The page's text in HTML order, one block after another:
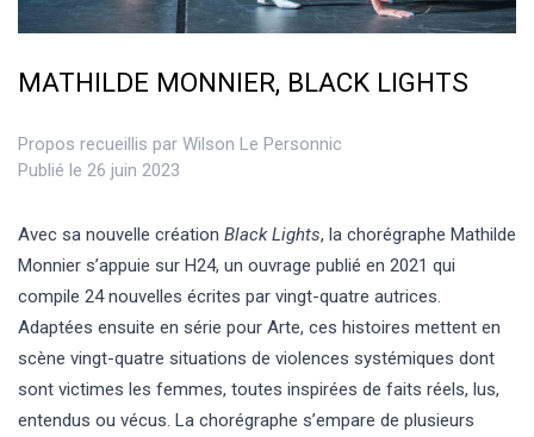
MATHILDE MONNIER, BLACK LIGHTS
Propos recueillis par Wilson Le Personnic
Publié le 26 juin 2023
Avec sa nouvelle création Black Lights, la chorégraphe Mathilde
Monnier s’appuie sur H24, un ouvrage publié en 2021 qui
compile 24 nouvelles écrites par vingt-quatre autrices.
Adaptées ensuite en série pour Arte, ces histoires mettent en
scène vingt-quatre situations de violences systémiques dont
sont victimes les femmes, toutes inspirées de faits réels, lus,
entendus ou vécus. La chorégraphe s’empare de plusieurs